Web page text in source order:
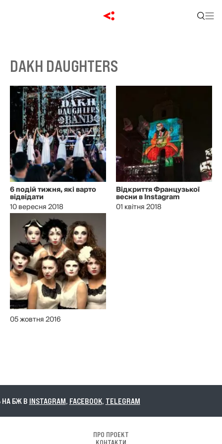
DAKH DAUGHTERS
6 подій тижня, які варто
відвідати
10 вересня 2018
Відкриття Французької
весни в Instagram
01 квітня 2018
05 жовтня 2016
БЖ В INSTAGRAM,FACEBOOK,TELEGRAM
ПРО ПРОЕКТ